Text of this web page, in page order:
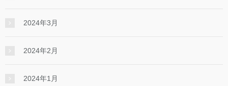
2024年3月
2024年2月
2024年1月